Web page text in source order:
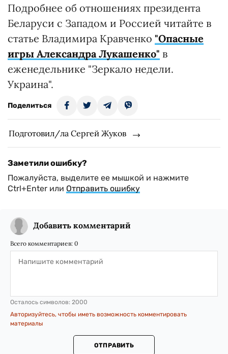
Подробнее об отношениях президента
Беларуси с Западом и Россией читайте в
статье Владимира Кравченко "Опасные
игры Александра Лукашенко" в
еженедельнике "Зеркало недели.
Украина".
Поделиться
Подготовил/ла Сергей Жуков
Заметили ошибку?
Пожалуйста, выделите ее мышкой и нажмите
Ctrl+Enter или Отправить ошибку
Добавить комментарий
Всего комментариев: 0
Осталось символов: 2000
Авторизуйтесь, чтобы иметь возможность комментировать
материалы
ОТПРАВИТЬ